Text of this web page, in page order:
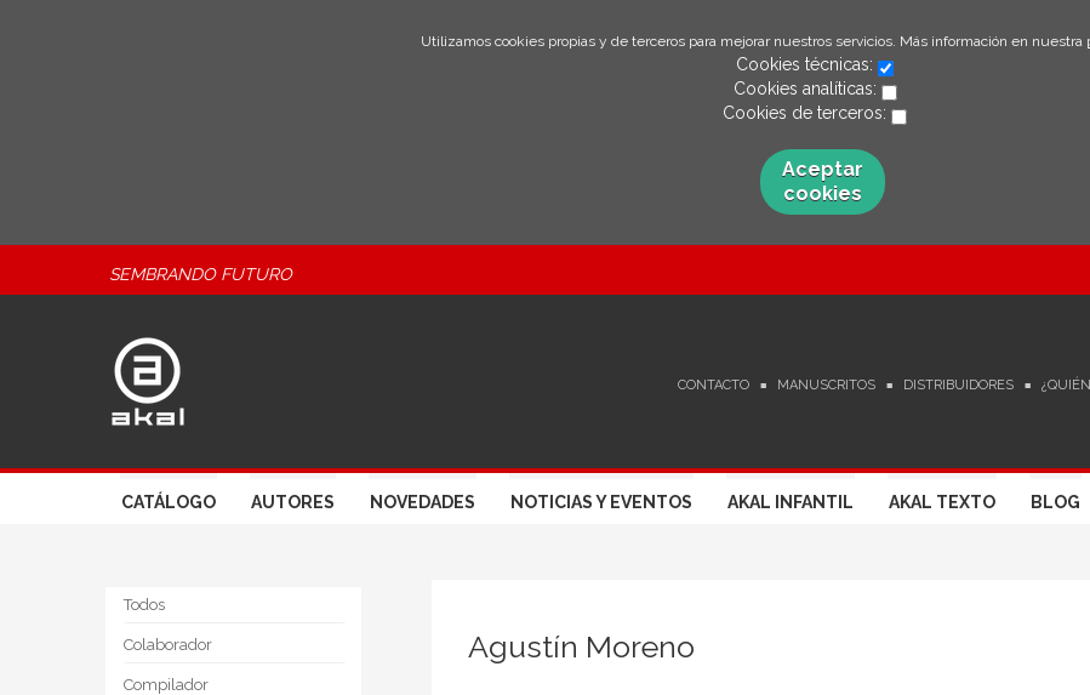
Utilizamos cookies propias y de terceros para mejorar nuestros servicios. Más información en nuestra
Cookies técnicas:
Cookies analíticas:
Cookies de terceros:
Aceptar
cookies
SEMBRANDO FUTURO
CONTACTO MANUSCRITOS DISTRIBUIDORES
CATÁLOGO AUTORES NOVEDADES NOTICIAS Y EVENTOS AKAL INFANTIL AKAL TEXTO BLOG
Todos
Colaborador
Compilador
Agustín Moreno